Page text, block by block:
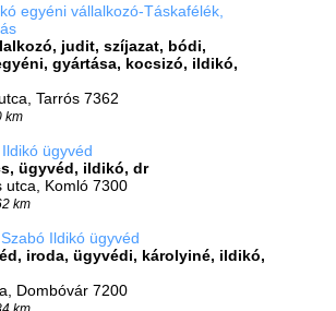
egyéni vállalkozó-Táskafélék,
judit, szíjazat, bódi,
gyártása, kocsizó, ildikó,
Tarrós 7362
km
ügyvéd
ügyvéd, ildikó, dr
utca, Komló 7300
km
Ildikó ügyvéd
iroda, ügyvédi, károlyiné, ildikó,
Dombóvár 7200